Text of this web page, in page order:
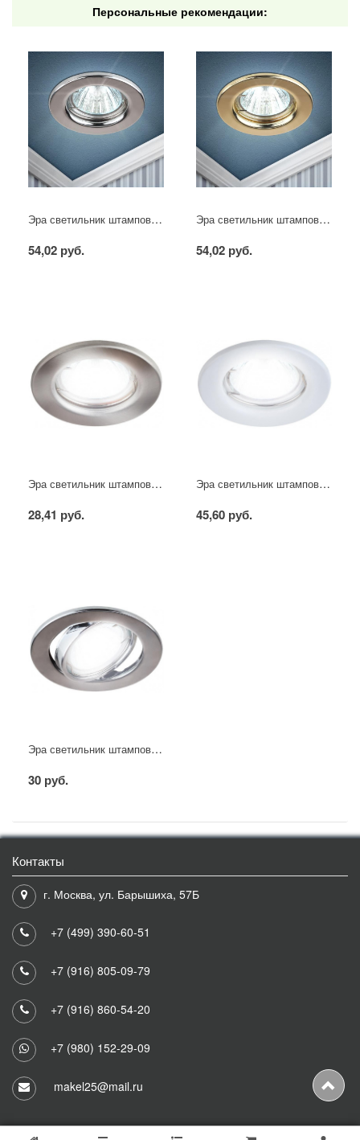
Персональные рекомендации:
Эра светильник штампованный MR16 хром
54,02 руб.
Эра светильник штампованный MR16 золото
54,02 руб.
Эра светильник штампованный MR16 сатин никель
28,41 руб.
Эра светильник штампованный MR16 белый
45,60 руб.
Эра светильник штампованный поворотный MR16 хром
30 руб.
Контакты
г. Москва, ул. Барышиха, 57Б
+7 (499) 390-60-51
+7 (916) 805-09-79
+7 (916) 860-54-20
+7 (980) 152-29-09
makel25@mail.ru